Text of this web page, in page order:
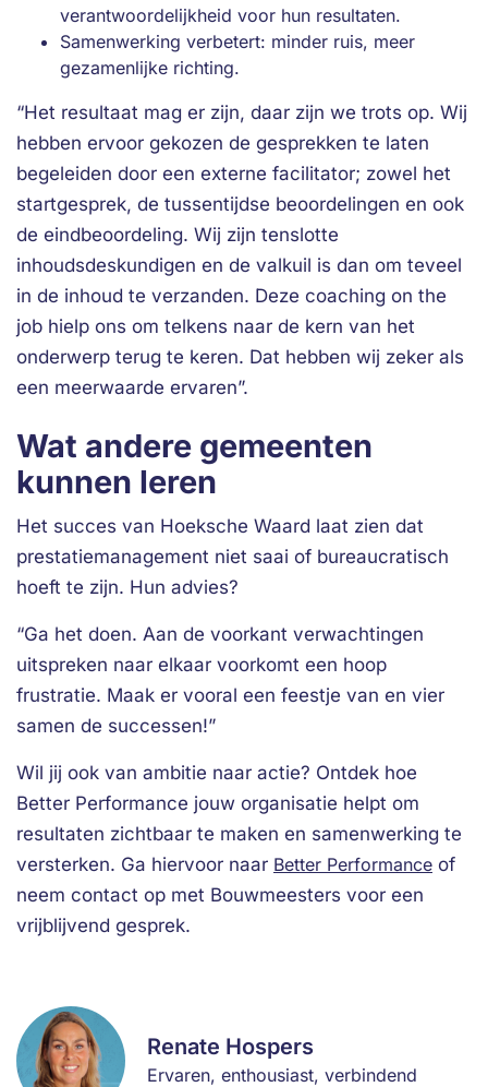
verantwoordelijkheid voor hun resultaten.
Samenwerking verbetert: minder ruis, meer
gezamenlijke richting.
“Het resultaat mag er zijn, daar zijn we trots op. Wij
hebben ervoor gekozen de gesprekken te laten
begeleiden door een externe facilitator; zowel het
startgesprek, de tussentijdse beoordelingen en ook
de eindbeoordeling. Wij zijn tenslotte
inhoudsdeskundigen en de valkuil is dan om teveel
in de inhoud te verzanden. Deze coaching on the
job hielp ons om telkens naar de kern van het
onderwerp terug te keren. Dat hebben wij zeker als
een meerwaarde ervaren”.
Wat andere gemeenten
kunnen leren
Het succes van Hoeksche Waard laat zien dat
prestatiemanagement niet saai of bureaucratisch
hoeft te zijn. Hun advies?
“Ga het doen. Aan de voorkant verwachtingen
uitspreken naar elkaar voorkomt een hoop
frustratie. Maak er vooral een feestje van en vier
samen de successen!”
Wil jij ook van ambitie naar actie? Ontdek hoe
Better Performance jouw organisatie helpt om
resultaten zichtbaar te maken en samenwerking te
versterken. Ga hiervoor naar Better Performance of
neem contact op met Bouwmeesters voor een
vrijblijvend gesprek.
Renate Hospers
Ervaren, enthousiast, verbindend